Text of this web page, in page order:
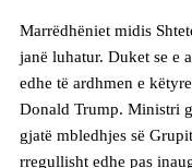
Marrëdhëniet midis
janë luhatur. Duket se e
edhe të ardhmen e
Donald Trump. Ministri
gjatë mbledhjes së
rregullisht edhe pas